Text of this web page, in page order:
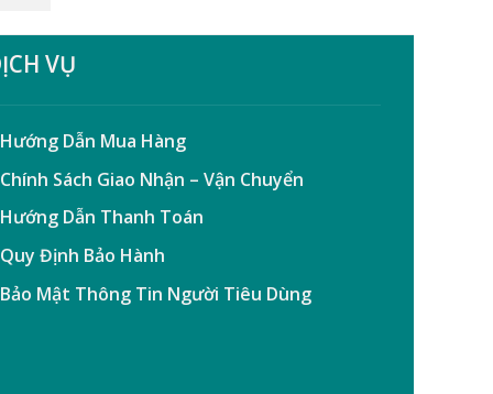
VỤ
Dẫn Mua Hàng
Sách Giao Nhận – Vận Chuyển
Dẫn Thanh Toán
Định Bảo Hành
Mật Thông Tin Người Tiêu Dùng